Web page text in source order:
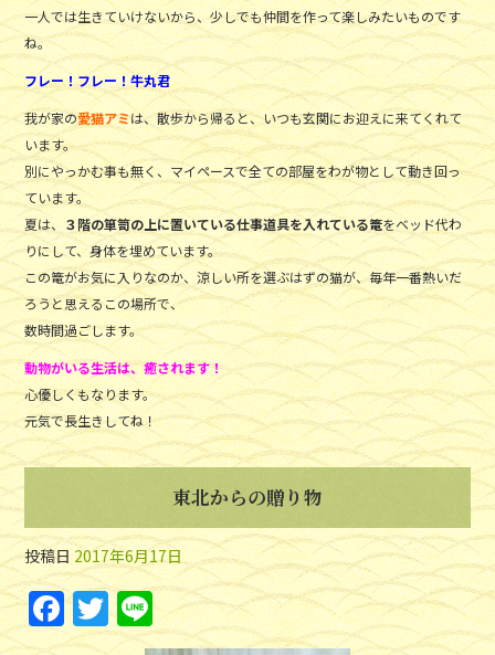
一人では生きていけないから、少しでも仲間を作って楽しみたいものです
ね。
フレー！フレー！牛丸君
我が家の愛猫アミは、散歩から帰ると、いつも玄関にお迎えに来てくれて
います。
別にやっかむ事も無く、マイペースで全ての部屋をわが物として動き回っ
ています。
夏は、３階の箪笥の上に置いている仕事道具を入れている篭をベッド代わ
りにして、身体を埋めています。
この篭がお気に入りなのか、涼しい所を選ぶはずの猫が、毎年一番熱いだ
ろうと思えるこの場所で、
数時間過ごします。
動物がいる生活は、癒されます！
心優しくもなります。
元気で長生きしてね！
東北からの贈り物
投稿日2017年6月17日
F
a
T
w
Li
n